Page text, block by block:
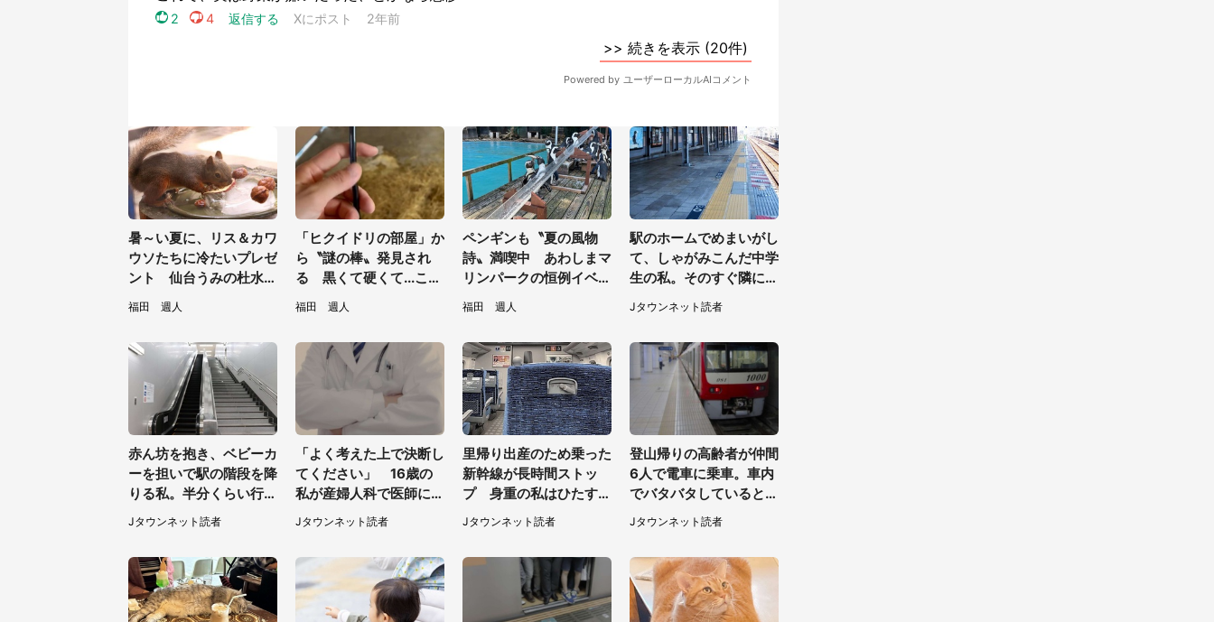
暑～い夏に、リス＆カワ
ウソたちに冷たいプレゼ
ント 仙台うみの杜水族
館の企画がやさしい【7
／31～8／23】
福田 週人
「ヒクイドリの部屋」か
ら〝謎の棒〟発見され
る 黒くて硬くて...これ
は何？動物園に聞く
福田 週人
ペンギンも〝夏の風物
詩〟満喫中 あわしまマ
リンパークの恒例イベン
トに2.2万興奮「ずっと
見てたい」
福田 週人
駅のホームでめまいがし
て、しゃがみこんだ中学
生の私。そのすぐ隣にス
ーツの男性が座ってきて
（千葉県・20代女性）
Jタウンネット読者
赤ん坊を抱き、ベビーカ
ーを担いで駅の階段を降
りる私。半分くらい行っ
たところで若い男性が...
（埼玉県・50代女性）
Jタウンネット読者
「よく考えた上で決断し
てください」 16歳の
私が産婦人科で医師に言
Jタウンネット読者
里帰り出産のため乗った
新幹線が長時間ストッ
プ 身重の私はひたすら
我慢、男女二人はジュー
スを買ってきて（50代
Jタウンネット読者
登山帰りの高齢者が仲間
6人で電車に乗車。車内
でバタバタしていると、
隣の若い男性客が（神奈
川県・70代女性）
Jタウンネット読者